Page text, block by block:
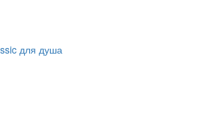
для душа